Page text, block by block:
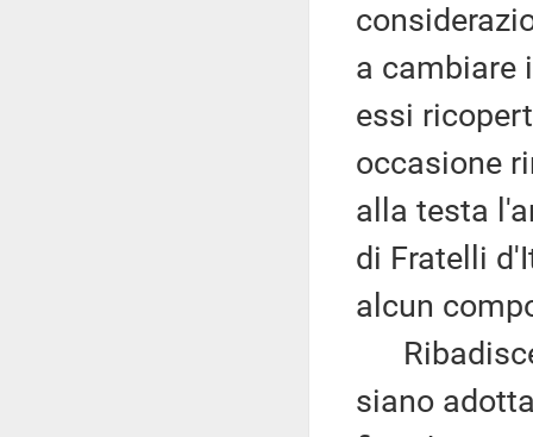
a cambiare
essi
occasione
alla testa
di Fratelli
alcun
Ribadisce
siano